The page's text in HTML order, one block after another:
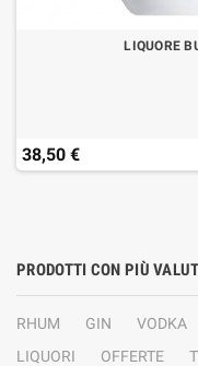
LIQUORE
38,50 €
PRODOTTI CON PIÙ
RHUM GIN VODKA
LIQUORI
OFFERTE